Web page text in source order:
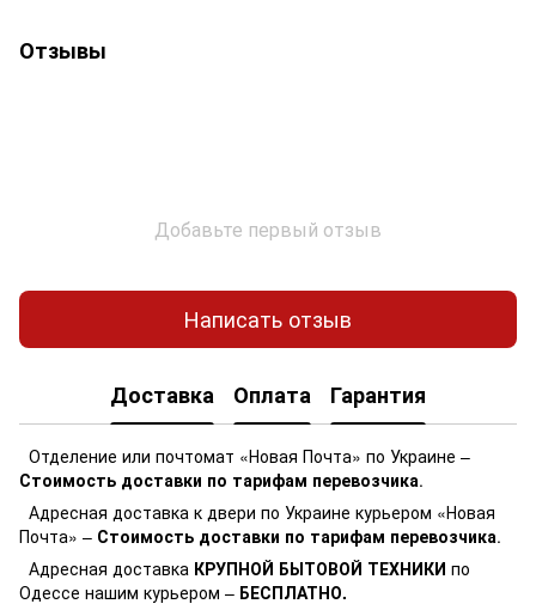
Отзывы
Добавьте первый отзыв
Написать отзыв
Доставка Оплата Гарантия
Отделение или почтомат «Новая Почта» по Украине –
Стоимость доставки по тарифам перевозчика.
Адресная доставка к двери по Украине курьером «Новая
Почта» – Стоимость доставки по тарифам перевозчика.
Адресная доставка КРУПНОЙ БЫТОВОЙ ТЕХНИКИ по
Одессе нашим курьером – БЕСПЛАТНО.